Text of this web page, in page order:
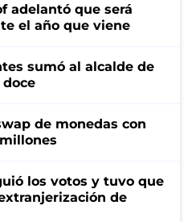
adelantó que será
el año que viene
sumó al alcalde de
doce
de monedas con
los votos y tuvo que
de